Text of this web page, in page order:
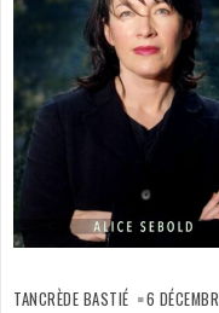
TANCRÈDE BASTIÉ 6